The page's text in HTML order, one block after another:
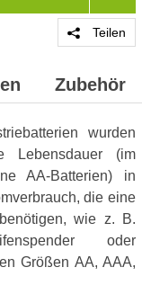
Teilen
Zubehör
wurden
Lebensdauer (im
AA-Batterien) in
die eine
wie z. B.
oder
Größen AA, AAA,